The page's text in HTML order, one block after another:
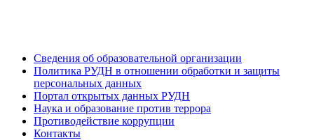
Сведения об образовательной организации
Политика РУДН в отношении обработки и защиты
персональных данных
Портал открытых данных РУДН
Наука и образование против террора
Противодействие коррупции
Контакты